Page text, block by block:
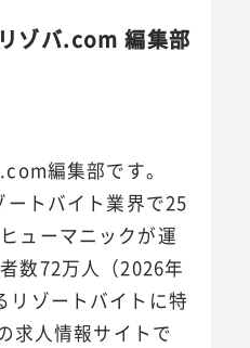
リゾバ.com 編集部
編集部です。
トバイト業界で25
ューマニックが運
数72万人（2026年
リゾートバイトに特
求人情報サイトで